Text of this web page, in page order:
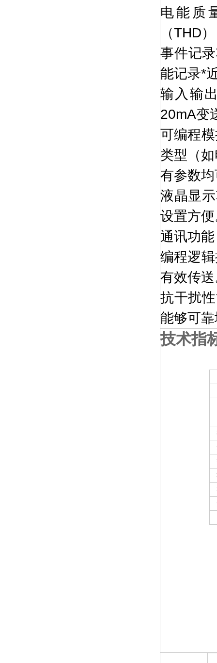
电能质
（THD
事件记
能记录*
输入输
20mA变
可编程
类型（
有参数
液晶显
设置方
通讯功
编程逻
有效传
抗干扰
能够可
技术指